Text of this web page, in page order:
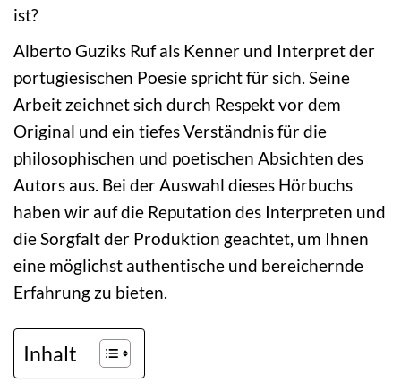
ist?
Alberto Guziks Ruf als Kenner und Interpret der
portugiesischen Poesie spricht für sich. Seine
Arbeit zeichnet sich durch Respekt vor dem
Original und ein tiefes Verständnis für die
philosophischen und poetischen Absichten des
Autors aus. Bei der Auswahl dieses Hörbuchs
haben wir auf die Reputation des Interpreten und
die Sorgfalt der Produktion geachtet, um Ihnen
eine möglichst authentische und bereichernde
Erfahrung zu bieten.
Inhalt